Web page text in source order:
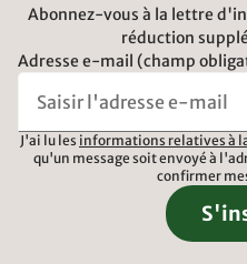
Abonnez-vous à la lettre
réduction
Adresse e-mail (champ
J'ai lu les informations relatives à
qu'un message soit envoyé à
confirmer